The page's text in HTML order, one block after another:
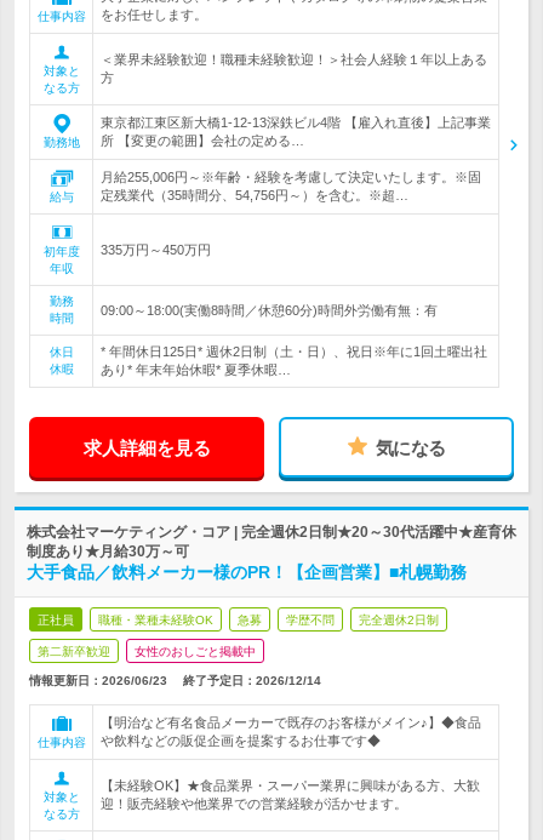
仕事内容
をお任せします。
対象と
なる方
＜業界未経験歓迎！職種未経験歓迎！＞社会人経験１年以上ある
方
勤務地
東京都江東区新大橋1-12-13深鉄ビル4階 【雇入れ直後】上記事業
所 【変更の範囲】会社の定める…
給与
月給255,006円～※年齢・経験を考慮して決定いたします。※固
定残業代（35時間分、54,756円～）を含む。※超…
初年度
年収
335万円～450万円
勤務
時間
09:00～18:00(実働8時間／休憩60分)時間外労働有無：有
休日
休暇
* 年間休日125日* 週休2日制（土・日）、祝日※年に1回土曜出社
あり* 年末年始休暇* 夏季休暇…
求人詳細を見る 気になる
株式会社マーケティング・コア | 完全週休2日制★20～30代活躍中★産育休
制度あり★月給30万～可
大手食品／飲料メーカー様のPR！【企画営業】■札幌勤務
正社員 職種・業種未経験OK 急募 学歴不問 完全週休2日制
第二新卒歓迎 女性のおしごと掲載中
情報更新日：2026/06/23 終了予定日： 2026/12/14
仕事内容
【明治など有名食品メーカーで既存のお客様がメイン♪】◆食品
や飲料などの販促企画を提案するお仕事です◆
対象と
なる方
【未経験OK】★食品業界・スーパー業界に興味がある方、大歓
迎！販売経験や他業界での営業経験が活かせます。